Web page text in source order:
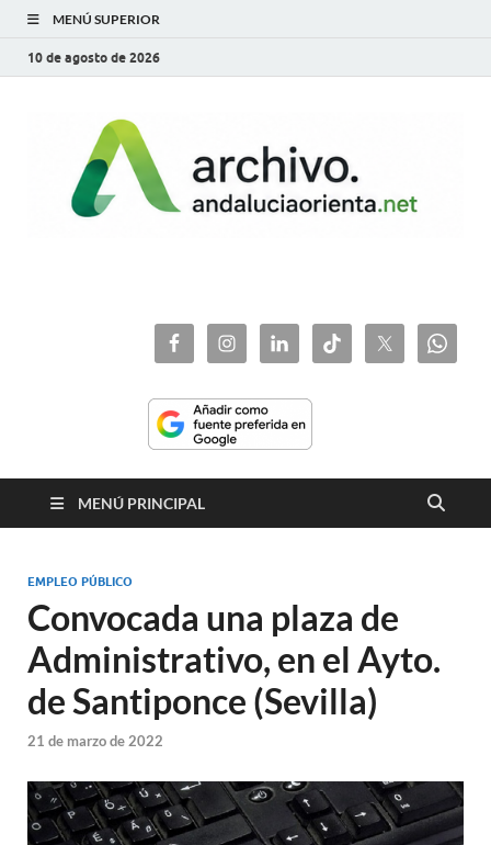
MENÚ SUPERIOR
10 de agosto de 2026
MENÚ PRINCIPAL
EMPLEO PÚBLICO
Convocada una plaza de
Administrativo, en el Ayto.
de Santiponce (Sevilla)
21 de marzo de 2022